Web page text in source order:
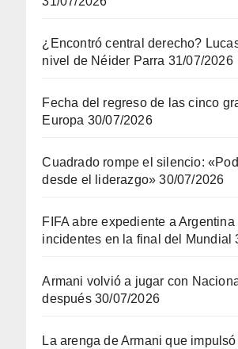
¿Encontró central derecho?
nivel de Néider Parra 31/07/2026
Fecha del regreso de las cinco
Europa 30/07/2026
Cuadrado rompe el silencio:
desde el liderazgo» 30/07/2026
FIFA abre expediente a Argentina
incidentes en la final del Mundial
Armani volvió a jugar con
después 30/07/2026
La arenga de Armani que